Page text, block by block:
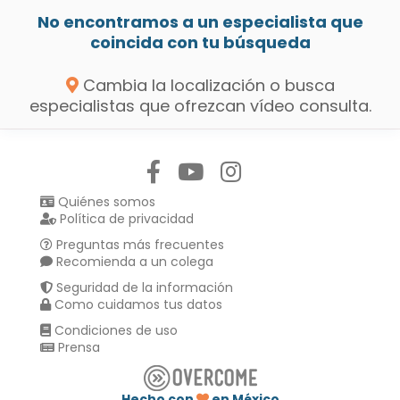
No encontramos a un especialista que
coincida con tu búsqueda
Cambia la localización o busca
especialistas que ofrezcan vídeo consulta.
Quiénes somos
Política de privacidad
Preguntas más frecuentes
Recomienda a un colega
Seguridad de la información
Como cuidamos tus datos
Condiciones de uso
Prensa